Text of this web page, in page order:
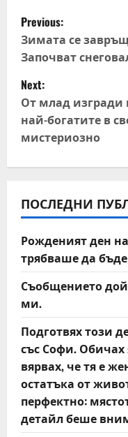
P
o
s
t
n
a
v
i
g
a
t
i
o
n
Previous:
Зимата се
Започват
Next:
От млад изгради
най-богатите в
мистериозно
ПОСЛЕДНИ
Рожденият ден
трябваше да
Съобщението
ми.
Подготвях този
със Софи. Обичах
вярвах, че тя е
остатъка от
перфектно:
детайл беше